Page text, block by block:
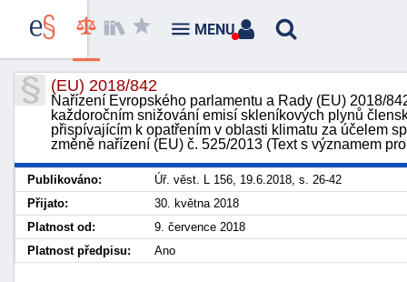
(EU) 2018/842
Nařízení Evropského parlamentu a Rady (EU) 2018/
každoročním snižování emisí skleníkových plynů
přispívajícím k opatřením v oblasti klimatu za účelem
změně nařízení (EU) č. 525/2013 (Text s významem
Publikováno:
Úř. věst. L 156, 19.6.2018, s. 26-42
Přijato:
30. května 2018
Platnost od:
9. července 2018
Platnost předpisu:
Ano
MENU